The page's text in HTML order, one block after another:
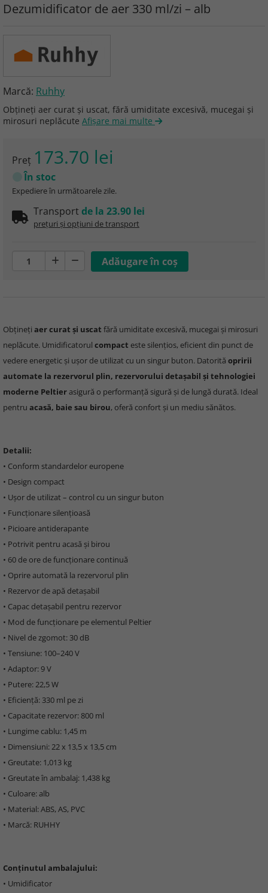
Dezumidificator de aer 330 ml/zi – alb
Marcă: Ruhhy
Obțineți aer curat și uscat, fără umiditate excesivă, mucegai și
mirosuri neplăcute Afişare mai multe
Preţ 173.70 lei
În stoc
Expediere în următoarele zile.
Transport de la 23.90 lei
prețuri și opțiuni de transport
Obțineți aer curat și uscat fără umiditate excesivă, mucegai și mirosuri
neplăcute. Umidificatorul compact este silențios, eficient din punct de
vedere energetic și ușor de utilizat cu un singur buton. Datorită opririi
automate la rezervorul plin, rezervorului detașabil și tehnologiei
moderne Peltierasigură o performanță sigură și de lungă durată. Ideal
pentru acasă, baie sau birou, oferă confort și un mediu sănătos.
Detalii:
• Conform standardelor europene
• Design compact
• Ușor de utilizat – control cu un singur buton
• Funcționare silențioasă
• Picioare antiderapante
• Potrivit pentru acasă și birou
• 60 de ore de funcționare continuă
• Oprire automată la rezervorul plin
• Rezervor de apă detașabil
• Capac detașabil pentru rezervor
• Mod de funcționare pe elementul Peltier
• Nivel de zgomot: 30 dB
• Tensiune: 100–240 V
• Adaptor: 9 V
• Putere: 22,5 W
• Eficiență: 330 ml pe zi
• Capacitate rezervor: 800 ml
• Lungime cablu: 1,45 m
• Dimensiuni: 22 x 13,5 x 13,5 cm
• Greutate: 1,013 kg
• Greutate în ambalaj: 1,438 kg
• Culoare: alb
• Material: ABS, AS, PVC
• Marcă: RUHHY
Conținutul ambalajului:
• Umidificator